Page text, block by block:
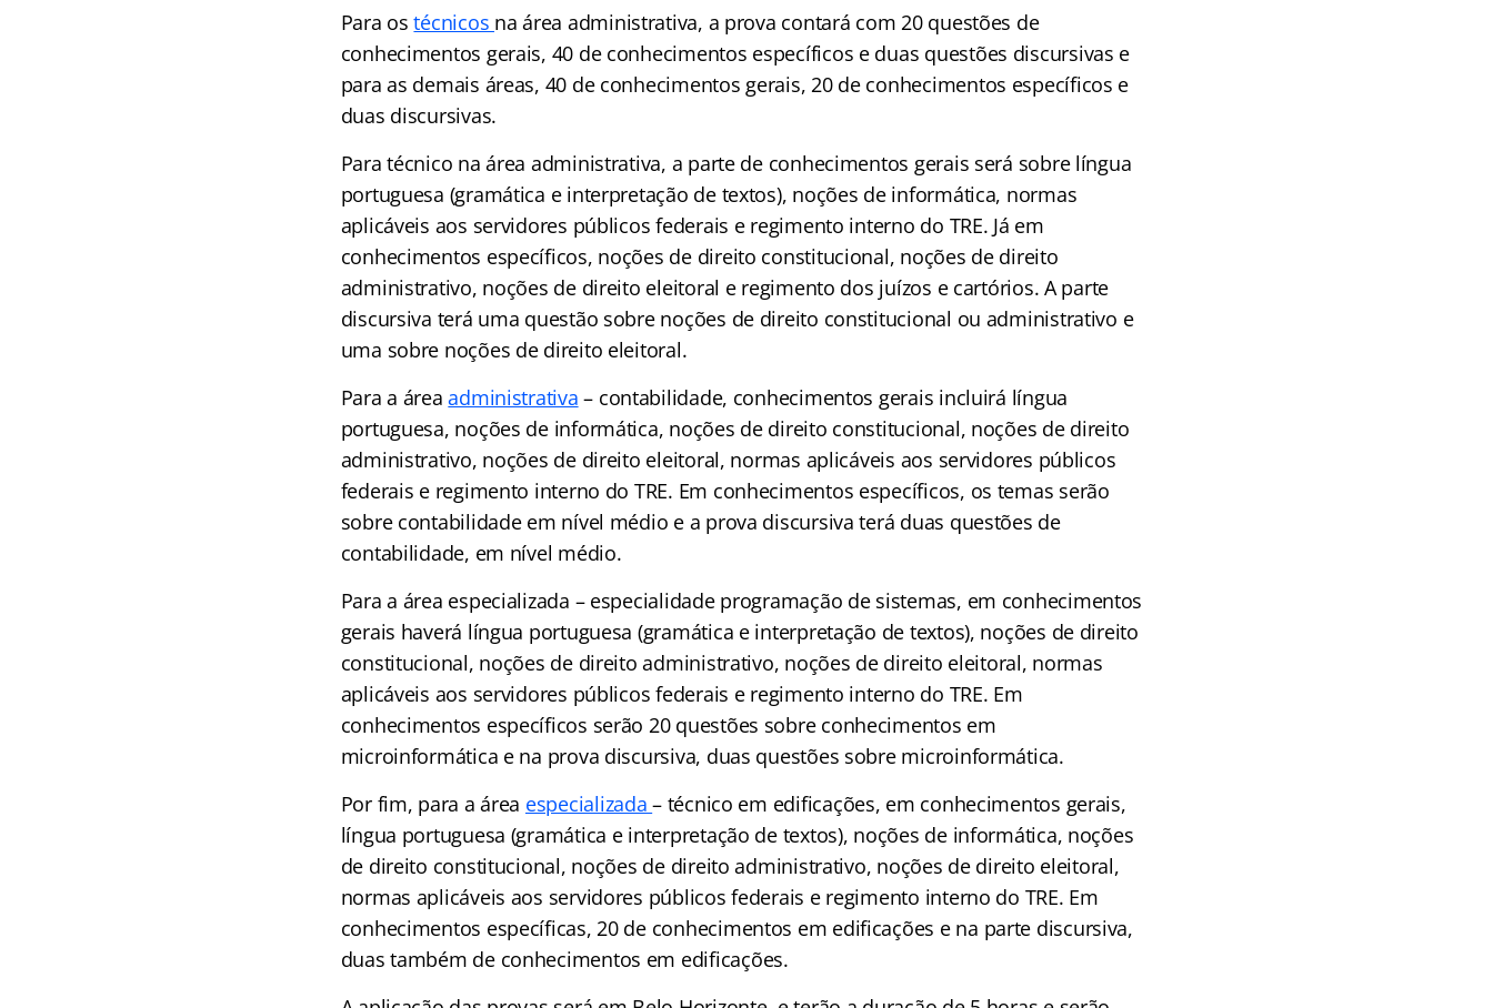
Para ostécnicos na área administrativa, a prova contará com 20 questões de
conhecimentos gerais, 40 de conhecimentos específicos e duas questões discursivas e
para as demais áreas, 40 de conhecimentos gerais, 20 de conhecimentos específicos e
duas discursivas.
Para técnico na área administrativa, a parte de conhecimentos gerais será sobre língua
portuguesa (gramática e interpretação de textos), noções de informática, normas
aplicáveis aos servidores públicos federais e regimento interno do TRE. Já em
conhecimentos específicos, noções de direito constitucional, noções de direito
administrativo, noções de direito eleitoral e regimento dos juízos e cartórios. A parte
discursiva terá uma questão sobre noções de direito constitucional ou administrativo e
uma sobre noções de direito eleitoral.
Para a áreaadministrativa – contabilidade, conhecimentos gerais incluirá língua
portuguesa, noções de informática, noções de direito constitucional, noções de direito
administrativo, noções de direito eleitoral, normas aplicáveis aos servidores públicos
federais e regimento interno do TRE. Em conhecimentos específicos, os temas serão
sobre contabilidade em nível médio e a prova discursiva terá duas questões de
contabilidade, em nível médio.
Para a área especializada – especialidade programação de sistemas, em conhecimentos
gerais haverá língua portuguesa (gramática e interpretação de textos), noções de direito
constitucional, noções de direito administrativo, noções de direito eleitoral, normas
aplicáveis aos servidores públicos federais e regimento interno do TRE. Em
conhecimentos específicos serão 20 questões sobre conhecimentos em
microinformática e na prova discursiva, duas questões sobre microinformática.
Por fim, para a área especializada– técnico em edificações, em conhecimentos gerais,
língua portuguesa (gramática e interpretação de textos), noções de informática, noções
de direito constitucional, noções de direito administrativo, noções de direito eleitoral,
normas aplicáveis aos servidores públicos federais e regimento interno do TRE. Em
conhecimentos específicas, 20 de conhecimentos em edificações e na parte discursiva,
duas também de conhecimentos em edificações.